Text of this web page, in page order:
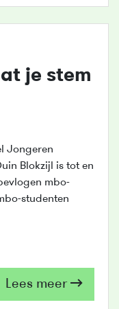
je stem
Jongeren
Blokzijl is tot en
mbo-
studenten
Lees meer